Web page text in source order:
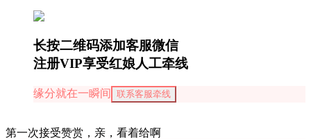
长按二维码添加客服微信
注册VIP享受红娘人工牵线
缘分就在一瞬间 联系客服牵线
第一次接受赞赏，亲，看着给啊